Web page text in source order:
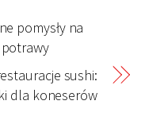
pomysły na
sushi:
dla koneserów